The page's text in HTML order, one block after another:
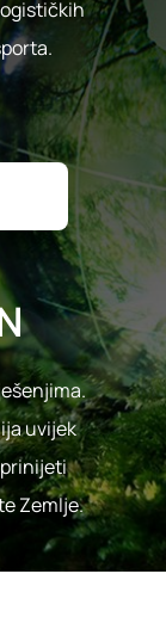
uvijek
Zemlje.